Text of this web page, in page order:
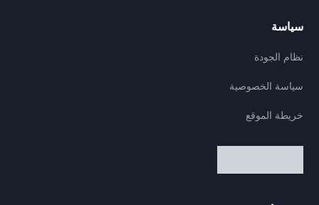
سياسة
نظام الجودة
سياسة الخصوصية
خريطة الموقع